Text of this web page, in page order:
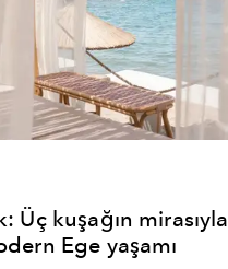
Üç kuşağın mirasıyla
Ege yaşamı